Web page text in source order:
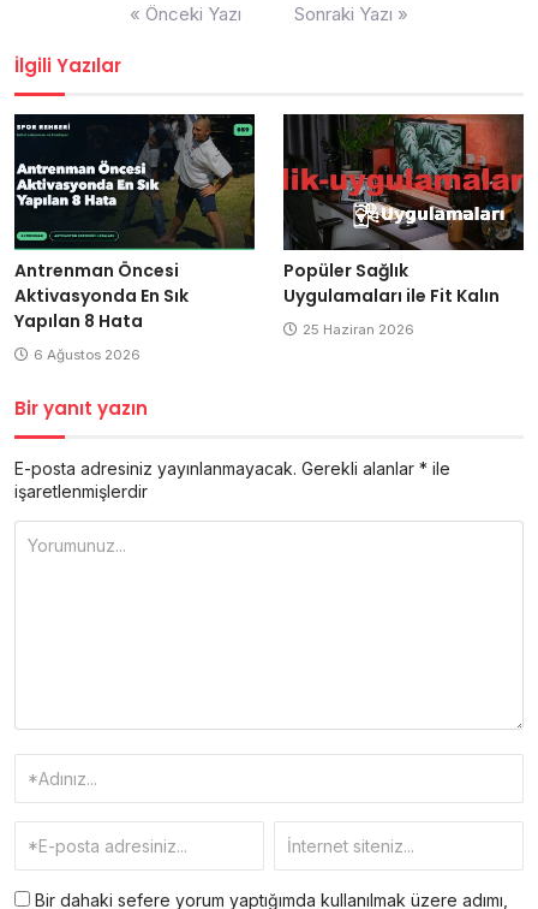
« Önceki Yazı Sonraki Yazı »
İlgili Yazılar
Antrenman Öncesi
Aktivasyonda En Sık
Yapılan 8 Hata
6 Ağustos 2026
Popüler Sağlık
Uygulamaları ile Fit Kalın
25 Haziran 2026
Bir yanıt yazın
E-posta adresiniz yayınlanmayacak. Gerekli alanlar * ile
işaretlenmişlerdir
Bir dahaki sefere yorum yaptığımda kullanılmak üzere adımı,